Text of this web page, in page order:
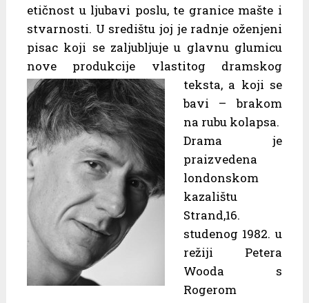
etičnost u ljubavi poslu, te granice mašte i
stvarnosti. U središtu joj je radnje oženjeni
pisac koji se zaljubljuje u glavnu glumicu
nove produkcije vlastitog dramskog
teksta, a koji se
bavi – brakom
na rubu kolapsa.
Drama je
praizvedena
londonskom
kazalištu
Strand,16.
studenog 1982. u
režiji Petera
Wooda s
Rogerom